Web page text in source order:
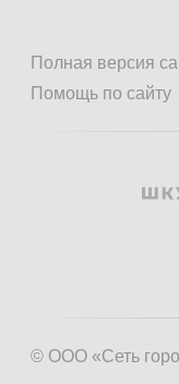
Полная версия
Помощь по сайту
© ООО «Сеть